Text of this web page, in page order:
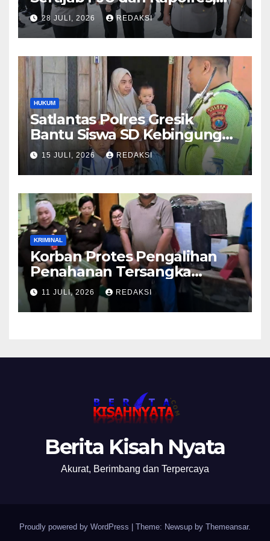
Perkuat Regenerasi
Kepemimpinan dan
Pelayanan Presisi
28 JULI, 2026 REDAKSI
HUKUM
Satlantas Polres Gresik
Bantu Siswa SD Kebingungan
Saat Pulang Sekolah,
Langsung Diantar ke Rumah
Orang Tua Lega
15 JULI, 2026 REDAKSI
KRIMINAL
Korban Protes Pengalihan
Penahanan Tersangka
Pemalsuan Merek Skincare,
Kasi Penkum Kejati Jatim:
Nanti Saya Tegur Jaksanya
11 JULI, 2026 REDAKSI
Berita Kisah Nyata
Akurat, Berimbang dan Terpercaya
Proudly powered by WordPress | Theme: Newsup by Themeansar.